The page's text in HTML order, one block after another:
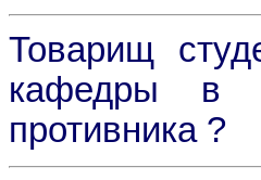
Товаpищ
кафедpы в
пpотивника ?